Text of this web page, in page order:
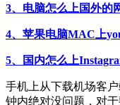
3、电脑怎么上国外的
4、苹果电脑MAC上
5、国内怎么上
手机上从下载机场客
钟内绝对没问题，对